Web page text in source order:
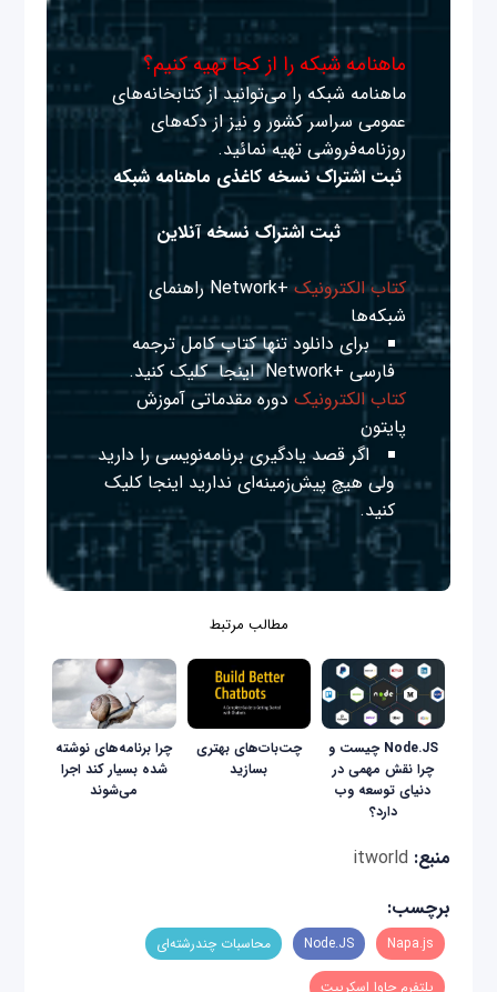
ماهنامه شبکه را از کجا تهیه کنیم؟
ماهنامه شبکه را می‌توانید از کتابخانه‌های
عمومی سراسر کشور و نیز از دکه‌های
روزنامه‌فروشی تهیه نمائید.
ثبت اشتراک نسخه کاغذی ماهنامه شبکه
ثبت اشتراک نسخه آنلاین
کتاب الکترونیک
+Network راهنمای
شبکه‌ها
برای دانلود تنها کتاب کامل ترجمه
فارسی +Network
اینجا کلیک کنید.
کتاب الکترونیک دوره مقدماتی آموزش
پایتون
اگر قصد یادگیری برنامه‌نویسی را دارید
ولی هیچ پیش‌زمینه‌ای نداریداینجا کلیک
کنید.
مطالب مرتبط
Node.JS چیست و
چرا نقش مهمی در
دنیای توسعه وب
دارد؟
چت‌بات‌های بهتری
بسازید
چرا برنامه‌های نوشته
شده بسیار کند اجرا
می‌شوند
منبع: itworld
برچسب:
Napa.js
Node.JS محاسبات چندرشته‌ای
پلتفرم جاوا اسکریپت